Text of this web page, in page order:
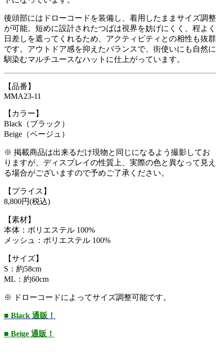
後頭部にはドローコードを装備し、着用したままサイズ調整
が可能。短めに設計されたつばは視界を妨げにくく、程よく
日差しを遮ってくれるため、アクティビティとの相性も抜群
です。アウトドア感を抑えたバランスで、街使いにも自然に
馴染むマルチユースなハットに仕上がっています。
【品番】
MMA23-11
【カラー】
Black（ブラック）
Beige（ベージュ）
※ 掲載商品は出来るだけ現物と同じになるよう撮影してお
りますが、ディスプレイの性質上、実際の色と異なって見え
る場合がございますので予めご了承ください。
【プライス】
8,800円(税込)
【素材】
本体：ポリエステル 100%
メッシュ：ポリエステル 100%
【サイズ】
S：約58cm
ML：約60cm
※ ドローコードによってサイズ調整可能です。
■ Black 通販！
■ Beige 通販！